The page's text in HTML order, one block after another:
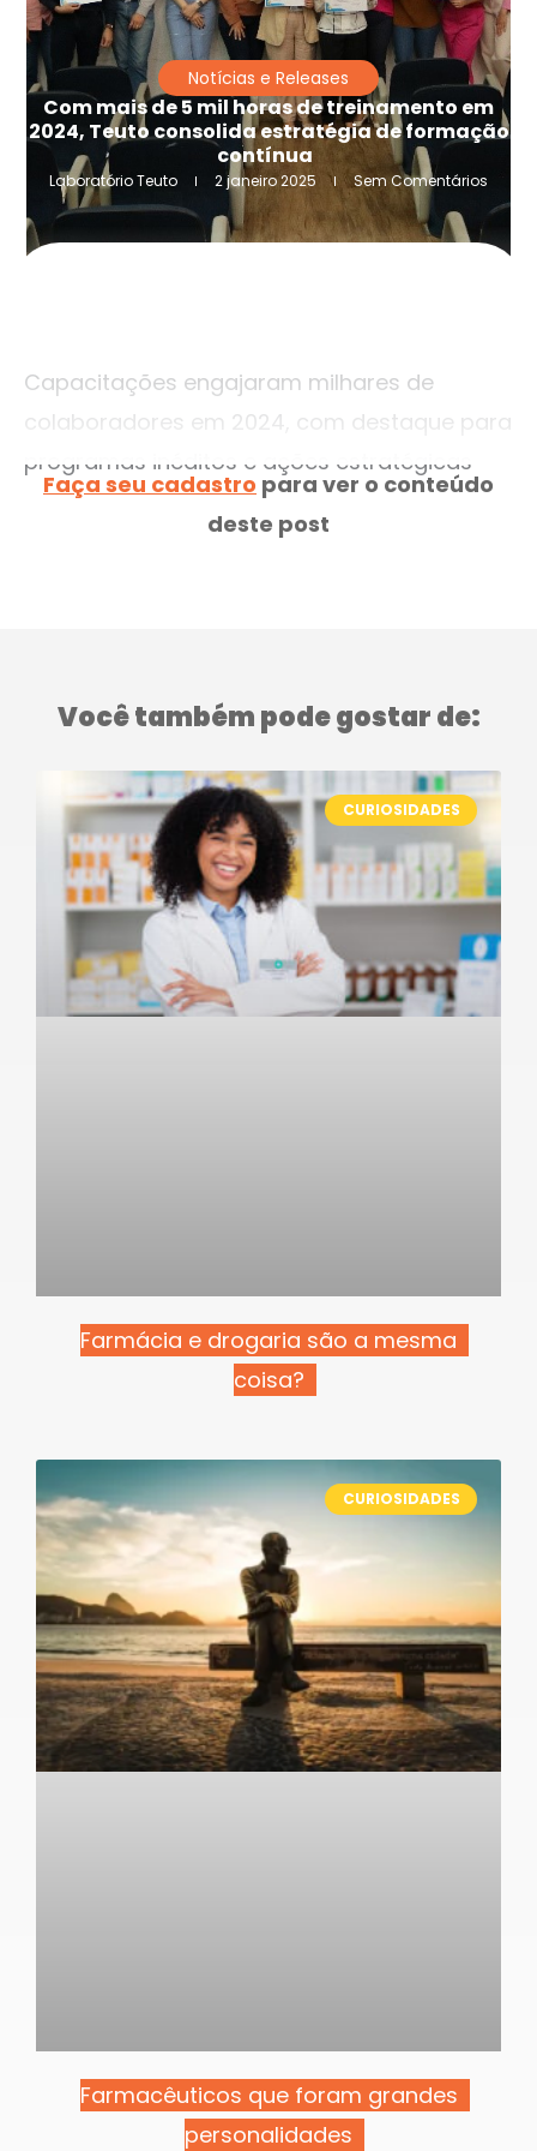
Notícias e Releases
Com mais de 5 mil horas de treinamento em
2024, Teuto consolida estratégia de formação
contínua
Laboratório Teuto 2 janeiro 2025 Sem Comentários
Capacitações engajaram milhares de
colaboradores em 2024, com destaque para
programas inéditos e ações estratégicas
Faça seu cadastro para ver o conteúdo
deste post
Você também pode gostar de:
CURIOSIDADES
Farmácia e drogaria são a mesma
coisa?
CURIOSIDADES
Farmacêuticos que foram grandes
personalidades